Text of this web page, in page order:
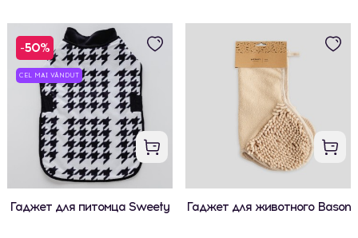
-50%
CEL MAI VÂNDUT
Гаджет для питомца Sweety Гаджет для животного Bason